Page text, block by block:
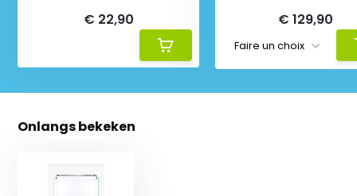
€ 22,90 € 129,90
Onlangs bekeken